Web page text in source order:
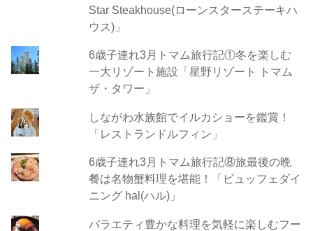
Star Steakhouse(ローンスターステーキハ
ウス)」
6歳子連れ3月トマム旅行記①冬を楽しむ
一大リゾート施設「星野リゾート トマム
ザ・タワー」
しながわ水族館でイルカショーを鑑賞！
「レストランドルフィン」
6歳子連れ3月トマム旅行記⑧旅最後の晩
餐は名物蟹料理を堪能！「ビュッフェダイ
ニング hal(ハル)」
バラエティ豊かな料理を気軽に楽しむフー